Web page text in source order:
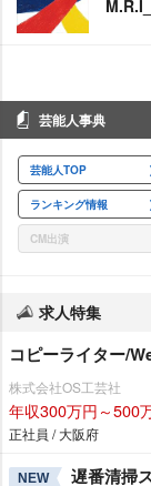
芸能人事典
芸能人TOP
ランキング情報
CM出演
求人特集
コピーライター/
株式会社OS工芸社
年収300万円～500
正社員 / 大阪府
NEW 遅番清掃